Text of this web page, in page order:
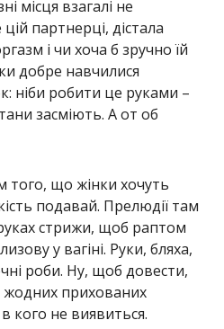
місця взагалі не
партнерці, дістала
і чи хоча б зручно їй
добре навчилися
ніби робити це руками –
засміють. А от об
того, що жінки хочуть
подавай. Прелюдії там
руках стрижи, щоб раптом
у вагіні. Руки, бляха,
роби. Ну, щоб довести,
прихованих
кого не виявиться.